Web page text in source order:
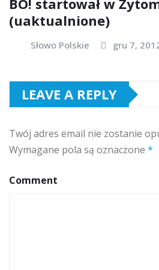
BO! startował w
(uaktualnione)
Słowo Polskie gru 7,
LEAVE A REPLY
Twój adres email nie zostanie
Wymagane pola są oznaczone *
Comment